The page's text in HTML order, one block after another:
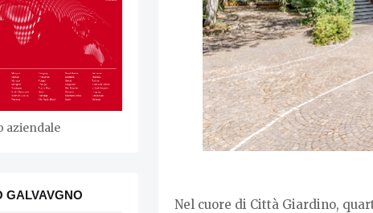
Nel cuore di Città Giardino,
aziendale
GALVAVGNO